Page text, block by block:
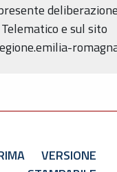
e sul sito
VERSIONE